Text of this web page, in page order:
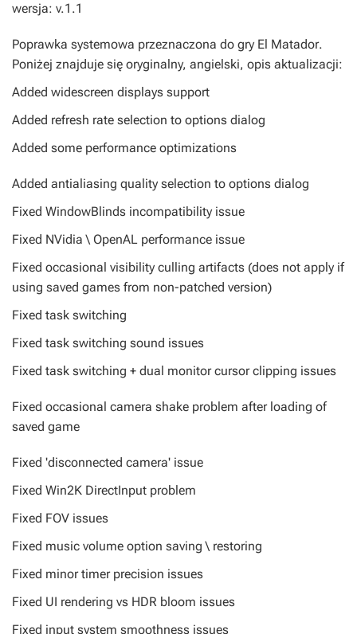
wersja: v.1.1
Poprawka systemowa przeznaczona do gry El Matador.
Poniżej znajduje się oryginalny, angielski, opis aktualizacji:
Added widescreen displays support
Added refresh rate selection to options dialog
Added some performance optimizations
Added antialiasing quality selection to options dialog
Fixed WindowBlinds incompatibility issue
Fixed NVidia \ OpenAL performance issue
Fixed occasional visibility culling artifacts (does not apply if
using saved games from non-patched version)
Fixed task switching
Fixed task switching sound issues
Fixed task switching + dual monitor cursor clipping issues
Fixed occasional camera shake problem after loading of
saved game
Fixed 'disconnected camera' issue
Fixed Win2K DirectInput problem
Fixed FOV issues
Fixed music volume option saving \ restoring
Fixed minor timer precision issues
Fixed UI rendering vs HDR bloom issues
Fixed input system smoothness issues